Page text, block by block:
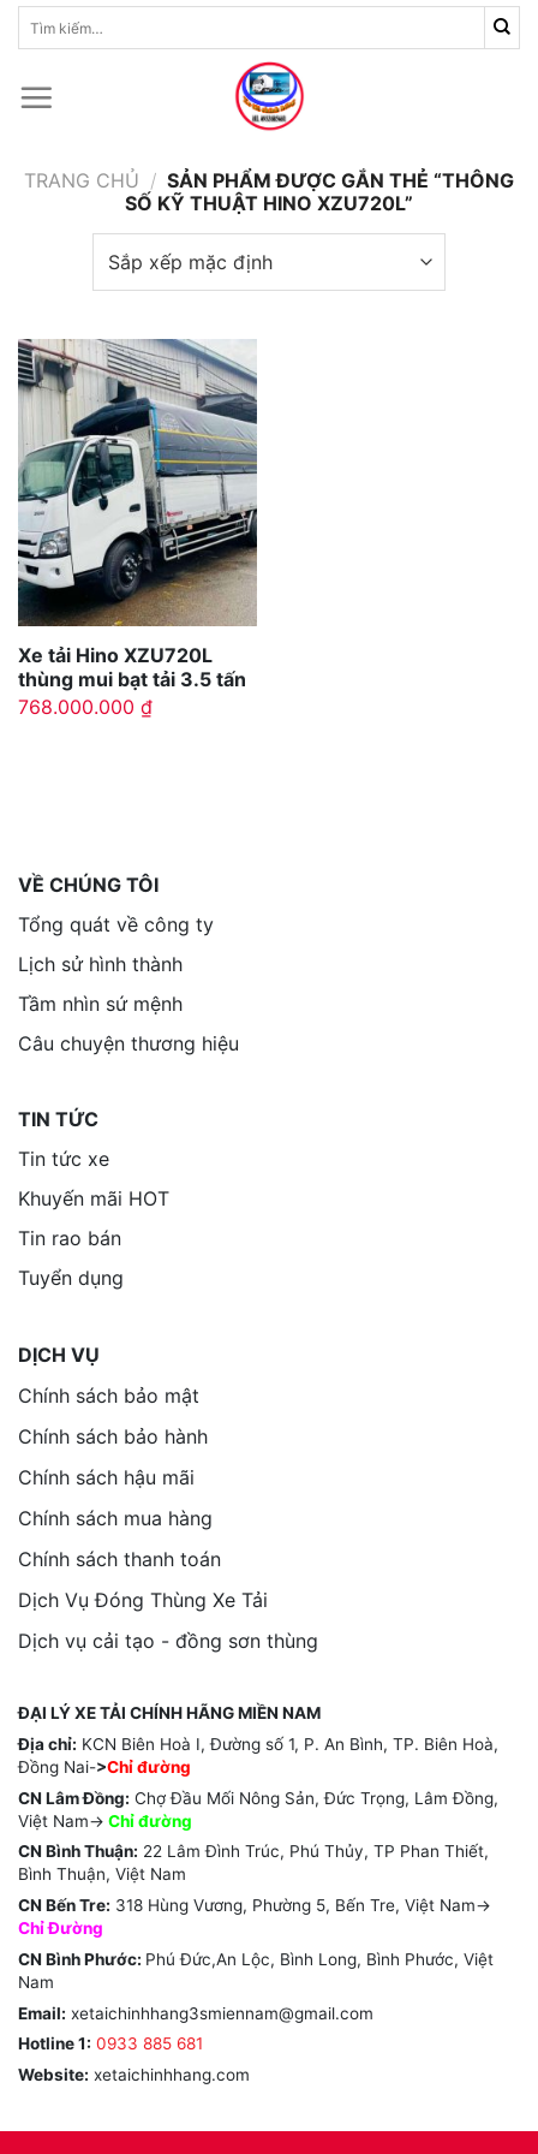
Skip
kiếm:
TRANG CHỦ / SẢN PHẨM ĐƯỢC GẮN THẺ “THÔNG
SỐ KỸ THUẬT HINO XZU720L”
Xe tải Hino XZU720L
thùng mui bạt tải 3.5 tấn
768.000.000 ₫
VỀ CHÚNG TÔI
Tổng quát về công ty
Lịch sử hình thành
Tầm nhìn sứ mệnh
Câu chuyện thương hiệu
TIN TỨC
Tin tức xe
Khuyến mãi HOT
Tin rao bán
Tuyển dụng
DỊCH VỤ
Chính sách bảo mật
Chính sách bảo hành
Chính sách hậu mãi
Chính sách mua hàng
Chính sách thanh toán
Dịch Vụ Đóng Thùng Xe Tải
Dịch vụ cải tạo - đồng sơn thùng
ĐẠI LÝ XE TẢI CHÍNH HÃNG MIỀN NAM
Địa chỉ: KCN Biên Hoà I, Đường số 1, P. An Bình, TP. Biên Hoà,
Đồng Nai->Chỉ đường
CN Lâm Đồng: Chợ Đầu Mối Nông Sản, Đức Trọng, Lâm Đồng,
Việt Nam-> Chỉđường
CN Bình Thuận: 22 Lâm Đình Trúc, Phú Thủy, TP Phan Thiết,
Bình Thuận, Việt Nam
CN Bến Tre: 318 Hùng Vương, Phường 5, Bến Tre, Việt Nam->
Chỉ Đường
CN Bình Phước: Phú Đức,An Lộc, Bình Long, Bình Phước, Việt
Nam
Email: xetaichinhhang3smiennam@gmail.com
Hotline 1: 0933 885 681
Website: xetaichinhhang.com